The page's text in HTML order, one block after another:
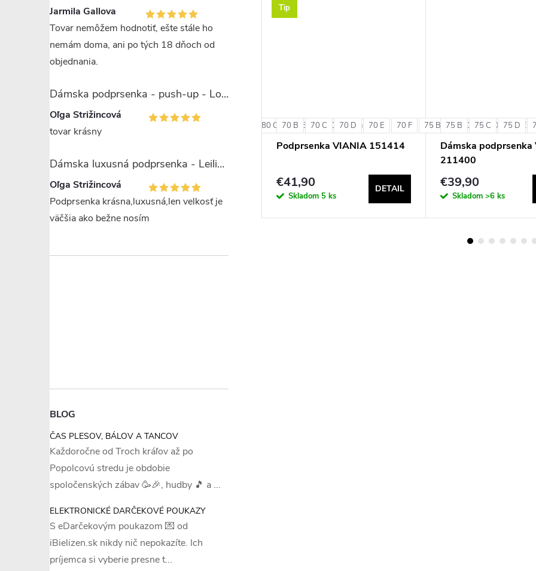
Jarmila Gallova
Tovar nemôžem hodnotiť, ešte stále ho
nemám doma, ani po tých 18 dňoch od
objednania.
Dámska podprsenka - push-up - Lormar Saten Soft up
Oľga Strižincová
tovar krásny
Dámska luxusná podprsenka - Leilieve 7743
Oľga Strižincová
Podprsenka krásna,luxusná,len velkosť je
väčšia ako bežne nosím
BLOG
ČAS PLESOV, BÁLOV A TANCOV
Každoročne od Troch kráľov až po
Popolcovú stredu je obdobie
spoločenských zábav 🥳🎉, hudby 🎵 a ...
ELEKTRONICKÉ DARČEKOVÉ POUKAZY
S eDarčekovým poukazom 💌 od
iBielizen.sk nikdy nič nepokazíte. Ich
príjemca si vyberie presne t...
–20 %
75 C 75 D 80 D 80 E 85 E 90 C 90 D + ďalšie
DETAIL
70 C 75 B 80 C 85 B 85 C + ďalšie
C5000
€32,49
Skladom >6 ks
Tip
70 B 70 C 70 D 70 E 70 F 75 B 75 C 75 D 75 E
Podprsenka VIANIA 151414
€41,90
Skladom 5 ks
DETAIL
75 B 75 C 75 D
Dámska podprsenka
211400
€39,90
Skladom >6 ks